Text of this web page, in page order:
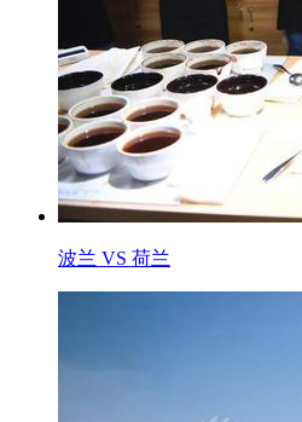
波兰 VS 荷兰